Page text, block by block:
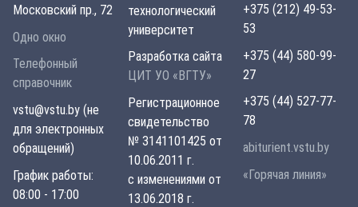
Московский пр., 72
Одно окно
Телефонный
справочник
vstu@vstu.by (не
для электронных
обращений)
График работы:
08:00 - 17:00
технологический
университет
Разработка сайта
ЦИТ УО «ВГТУ»
Регистрационное
свидетельство
№ 3141101425 от
10.06.2011 г.
с изменениями от
13.06.2018 г.
+375 (212) 49-53-
53
+375 (44) 580-99-
27
+375 (44) 527-77-
78
abiturient.vstu.by
«Горячая линия»